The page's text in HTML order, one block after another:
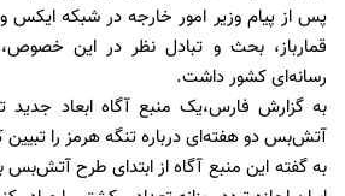
پس از پیام وزیر امور خارجه در شبکه
قمارباز، بحث و تبادل نظر در این
رسانه‌ای کشور داشت.
به گزارش فارس،یک منبع آگاه ابعاد جدید
آتش‌بس دو هفته‌ای درباره تنگه هرمز را تبیین
به گفته این منبع آگاه از ابتدای طرح آتش‌بس